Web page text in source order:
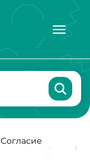
Согласие